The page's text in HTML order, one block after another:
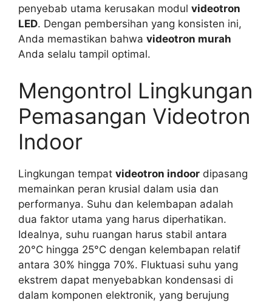
penyebab utama kerusakan modul videotron
LED. Dengan pembersihan yang konsisten ini,
Anda memastikan bahwa videotron murah
Anda selalu tampil optimal.
Mengontrol Lingkungan
Pemasangan Videotron
Indoor
Lingkungan tempat videotron indoor dipasang
memainkan peran krusial dalam usia dan
performanya. Suhu dan kelembapan adalah
dua faktor utama yang harus diperhatikan.
Idealnya, suhu ruangan harus stabil antara
20°C hingga 25°C dengan kelembapan relatif
antara 30% hingga 70%. Fluktuasi suhu yang
ekstrem dapat menyebabkan kondensasi di
dalam komponen elektronik, yang berujung